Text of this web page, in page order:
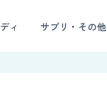
ィ サプリ・その他